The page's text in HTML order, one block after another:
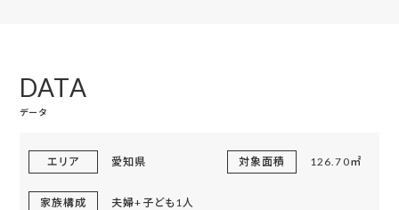
DATA
データ
エリア 愛知県 対象面積 126.70㎡
家族構成 夫婦+子ども1人